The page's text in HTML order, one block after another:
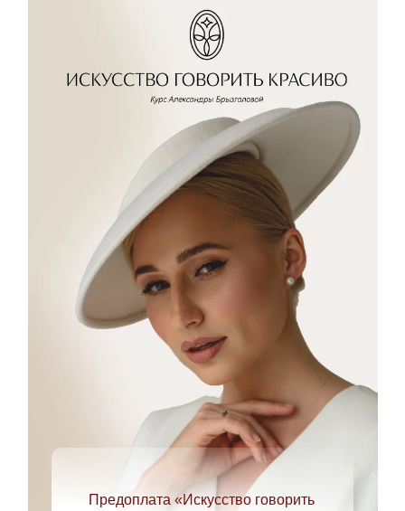
Предоплата «Искусство говорить